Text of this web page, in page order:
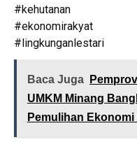
#kehutanan
#ekonomirakyat
#lingkunganlestari
Baca Juga
UMKM Minang
Pemulihan